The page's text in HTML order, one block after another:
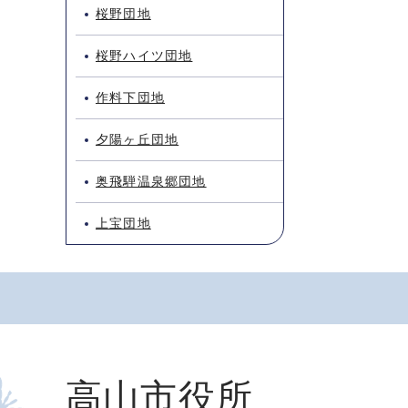
桜野団地
桜野ハイツ団地
作料下団地
夕陽ヶ丘団地
奥飛騨温泉郷団地
上宝団地
高山市役所